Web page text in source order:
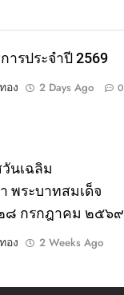
ารประจำปี 2569
อง
2 Days Ago 0
นเฉลิม
พระบาทสมเด็จ
๘ กรกฎาคม ๒๕๖๙
อง
2 Weeks Ago